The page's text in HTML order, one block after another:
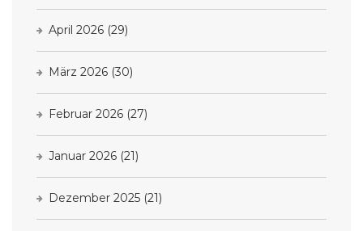
April 2026 (29)
März 2026 (30)
Februar 2026 (27)
Januar 2026 (21)
Dezember 2025 (21)